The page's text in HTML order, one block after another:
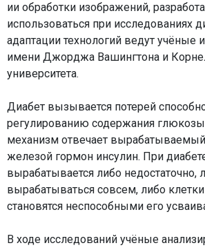
ии обработки изображений,
использоваться при исследованиях
адаптации технологий ведут учёные
имени Джорджа Вашингтона и
университета.
Диабет вызывается потерей
регулированию содержания глюкозы
механизм отвечает
железой гормон инсулин. При
вырабатывается либо недостаточно,
вырабатываться совсем, либо
становятся неспособными его
В ходе исследований учёные